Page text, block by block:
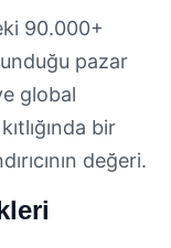
90.000+
pazar
global
bir
değeri.